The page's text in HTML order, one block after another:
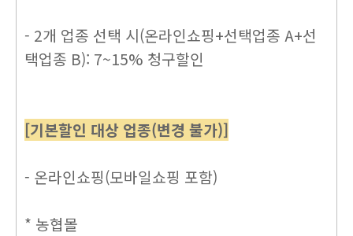
- 2개 업종 선택 시(온라인쇼핑+선택업종 A+선
택업종 B): 7~15% 청구할인
[기본할인 대상 업종(변경 불가)]
- 온라인쇼핑(모바일쇼핑 포함)
* 농협몰